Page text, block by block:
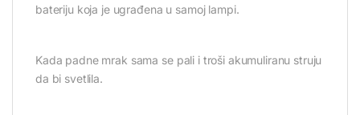
bateriju koja je ugrađena u samoj lampi.
Kada padne mrak sama se pali i troši akumuliranu struju
da bi svetlila.